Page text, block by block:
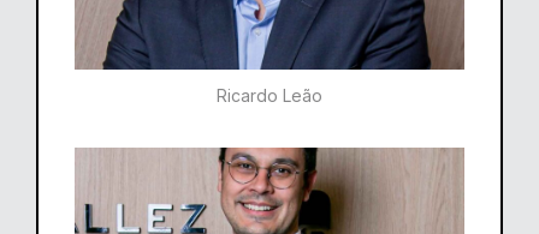
Ricardo Leão​